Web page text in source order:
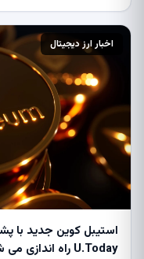
اخبار ارز دیجیتال
استیبل کوین جدید با
U.Today راه اندازی می شود